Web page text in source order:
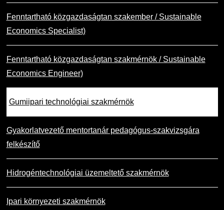
Fenntartható közgazdaságtan szakember / Sustainable
Economics Specialist)
Fenntartható közgazdaságtan szakmérnök / Sustainable
Economics Engineer)
Gumiipari technológiai szakmérnök
Gyakorlatvezető mentortanár pedagógus-szakvizsgára
felkészítő
Hidrogéntechnológiai üzemeltető szakmérnök
Ipari környezeti szakmérnök